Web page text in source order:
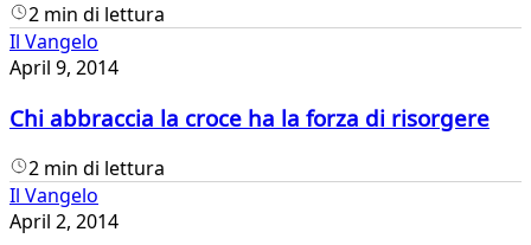
2 min di lettura
Il Vangelo
April 9, 2014
Chi abbraccia la croce ha la forza di risorgere
2 min di lettura
Il Vangelo
April 2, 2014